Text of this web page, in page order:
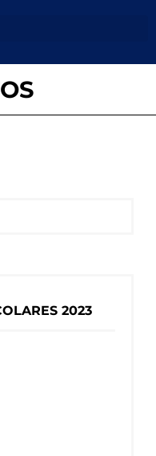
2023